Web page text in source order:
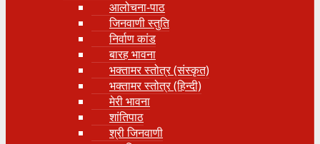
आलोचना-पाठ
जिनवाणी स्तुति
निर्वाण कांड
बारह भावना
भक्तामर स्तोत्र (संस्कृत)
भक्तामर स्तोत्र (हिन्दी)
मेरी भावना
शांतिपाठ
श्री जिनवाणी